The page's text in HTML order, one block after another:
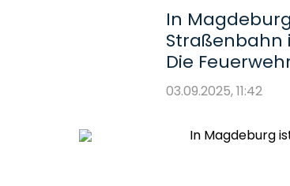
In
Straßenbahn
Die
03.09.2025, 11:42